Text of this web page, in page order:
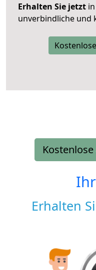
Erhalten Sie jetzt
unverbindliche und
Erhalten